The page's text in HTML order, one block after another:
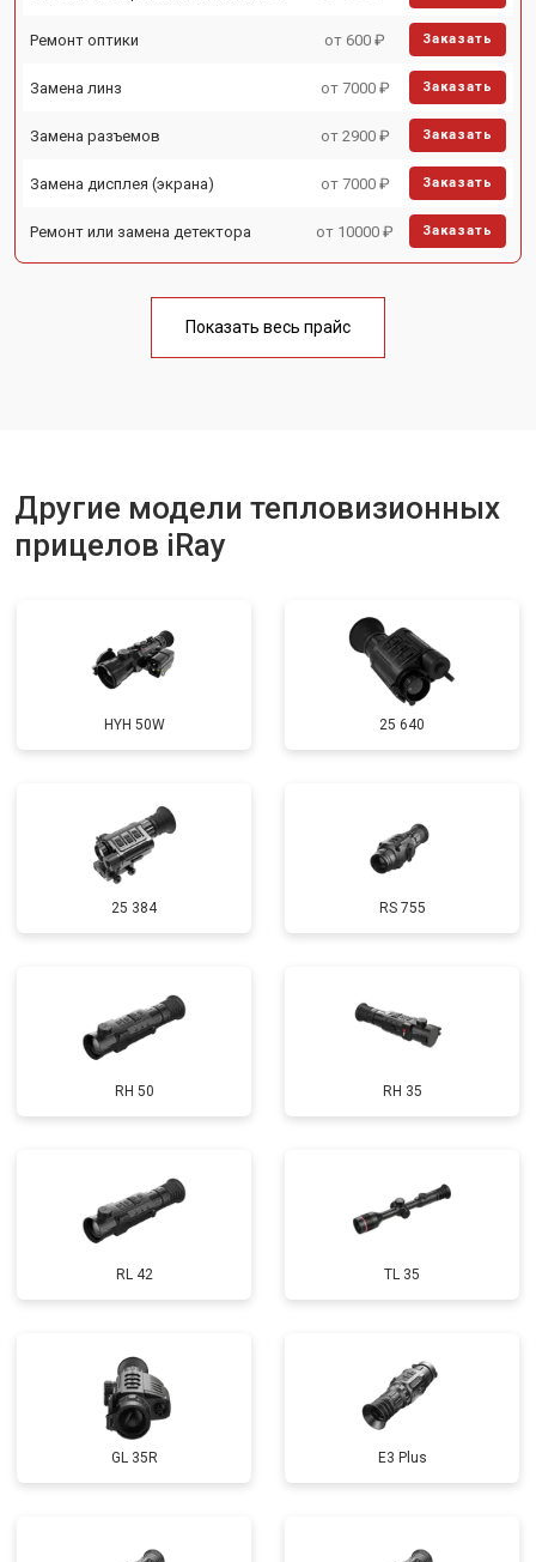
Ремонт оптики от 600 ₽ Заказать
Замена линз от 7000 ₽ Заказать
Замена разъемов от 2900 ₽ Заказать
Замена дисплея (экрана) от 7000 ₽ Заказать
Ремонт или замена детектора от 10000 ₽ Заказать
Показать весь прайс
Другие модели тепловизионных
прицелов iRay
HYH 50W 25 640
25 384 RS 755
RH 50 RH 35
RL 42 TL 35
GL 35R E3 Plus